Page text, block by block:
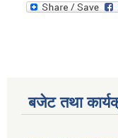
बजेट तथा